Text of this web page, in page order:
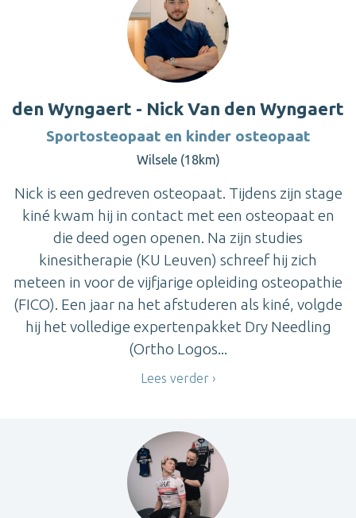
den Wyngaert - Nick Van den Wyngaert
Sportosteopaat en kinder osteopaat
Wilsele (18km)
Nick is een gedreven osteopaat. Tijdens zijn stage
kiné kwam hij in contact met een osteopaat en
die deed ogen openen. Na zijn studies
kinesitherapie (KU Leuven) schreef hij zich
meteen in voor de vijfjarige opleiding osteopathie
(FICO). Een jaar na het afstuderen als kiné, volgde
hij het volledige expertenpakket Dry Needling
(Ortho Logos...
Lees verder